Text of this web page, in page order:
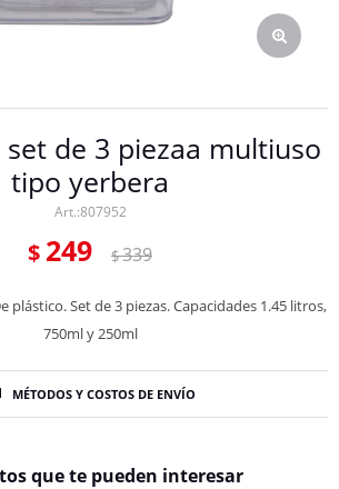
set de 3 piezaa multiuso
tipo yerbera
807952
$ 249 $339
plástico. Set de 3 piezas. Capacidades 1.45 litros,
750ml y 250ml
MÉTODOS Y COSTOS DE ENVÍO
que te pueden interesar